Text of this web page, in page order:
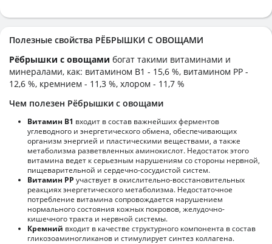
Полезные свойства РËБРЫШКИ С ОВОЩАМИ
Рëбрышки с овощами богат такими витаминами и
минералами, как: витамином B1 - 15,6 %, витамином PP -
12,6 %, кремнием - 11,3 %, хлором - 11,7 %
Чем полезен Рëбрышки с овощами
Витамин В1 входит в состав важнейших ферментов
углеводного и энергетического обмена, обеспечивающих
организм энергией и пластическими веществами, а также
метаболизма разветвленных аминокислот. Недостаток этого
витамина ведет к серьезным нарушениям со стороны нервной,
пищеварительной и сердечно-сосудистой систем.
Витамин РР участвует в окислительно-восстановительных
реакциях энергетического метаболизма. Недостаточное
потребление витамина сопровождается нарушением
нормального состояния кожных покровов, желудочно-
кишечного тракта и нервной системы.
Кремний входит в качестве структурного компонента в состав
гликозоаминогликанов и стимулирует синтез коллагена.